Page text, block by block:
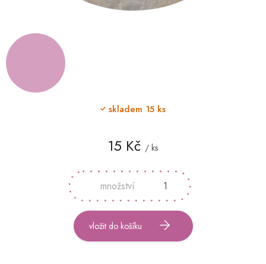
15 Kč / ks
cena:
skladem 15 ks
vložit do košíku